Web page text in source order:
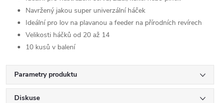
Navržený jakou super univerzální háček
Ideální pro lov na plavanou a feeder na přírodních revírech
Velikosti háčků od 20 až 14
10 kusů v balení
Parametry produktu
Diskuse